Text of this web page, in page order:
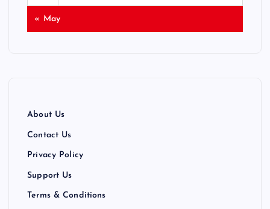
« May
About Us
Contact Us
Privacy Policy
Support Us
Terms & Conditions